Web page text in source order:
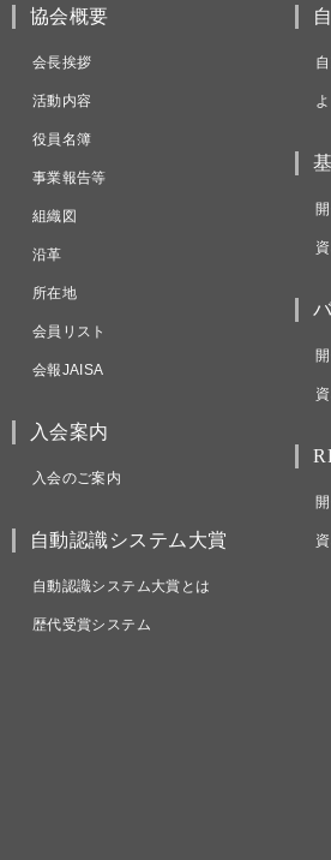
協会概要
会長挨拶
活動内容
役員名簿
事業報告等
組織図
沿革
所在地
会員リスト
会報JAISA
入会案内
入会のご案内
自動認識システム大賞
自動認識システム大賞とは
歴代受賞システム